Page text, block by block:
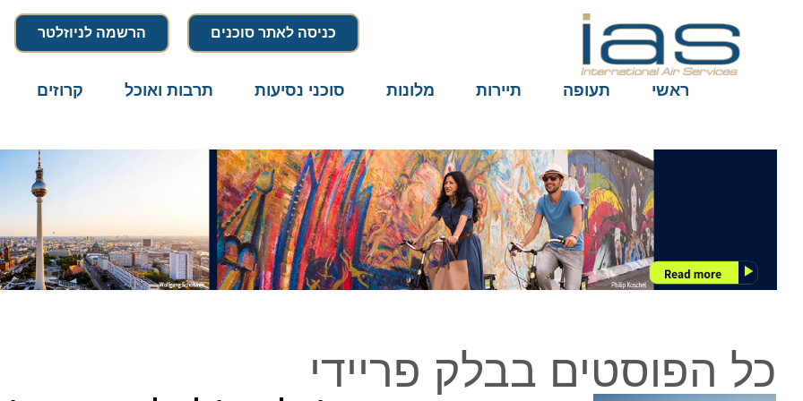
כניסה לאתר סוכנים הרשמה לניוזלטר
ראשי תעופה תיירות מלונות סוכני נסיעות תרבות ואוכל קרוזים
כל הפוסטים בבלק פריידי